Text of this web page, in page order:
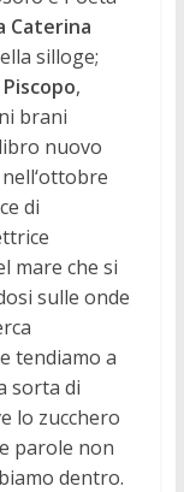
Caterina
silloge;
,
brani
nuovo
di
mare che si
sulle onde
tendiamo a
sorta di
lo zucchero
parole non
dentro.